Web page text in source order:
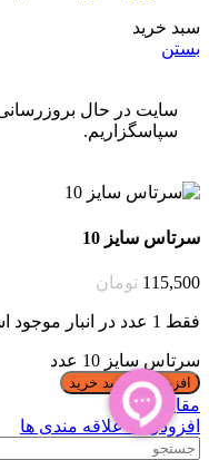
سبد خرید
بستن
سایت در حال
سپاسگزاریم.
سرتاس سایز 10
115,500 تومان
فقط 1 عدد در انبار موجود است
سرتاس سایز 10 عدد
افزودن به سبد خرید
مقایسه
افزودن به علاقه مندی ها